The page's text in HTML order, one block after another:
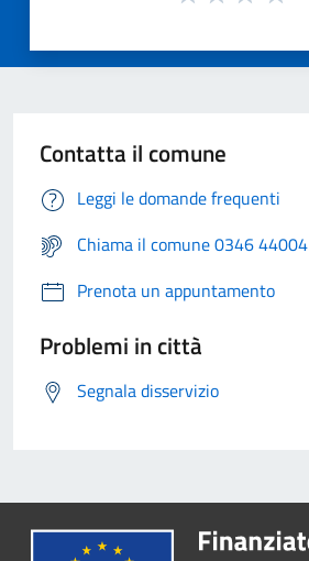
Contatta il comune
Leggi le domande frequenti
Chiama il comune 0346 44004
Prenota un appuntamento
Problemi in città
Segnala disservizio